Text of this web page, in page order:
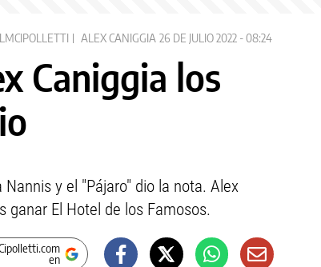
LMCIPOLLETTI ALEX CANIGGIA 26 DE JULIO 2022 - 08:24
Caniggia los
y el "Pájaro" dio la nota. Alex
ganar El Hotel de los Famosos.
en